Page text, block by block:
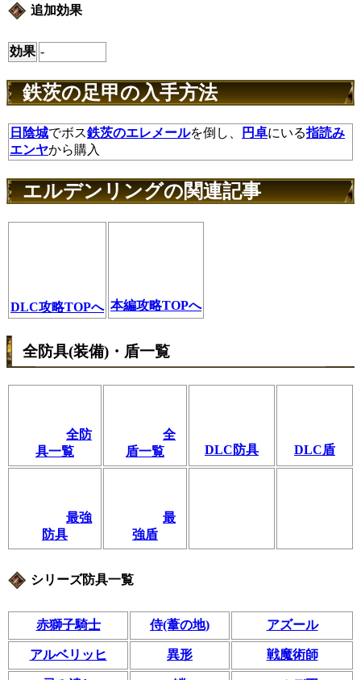
追加効果
効果 -
鉄茨の足甲の入手方法
日陰城でボス鉄茨のエレメールを倒し、 円卓にいる指読み
エンヤから購入
エルデンリングの関連記事
DLC攻略TOPへ 本編攻略TOPへ
全防具(装備)・盾一覧
全防
具一覧
全
盾一覧
DLC防具 DLC盾
最強
防具
最
強盾
シリーズ防具一覧
赤獅子騎士 侍(葦の地) アズール
アルベリッヒ 異形 戦魔術師